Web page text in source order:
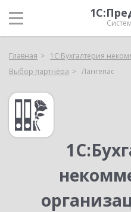
Главная
1С:Бухгалтерия
Выбор партнёра
Лангепас